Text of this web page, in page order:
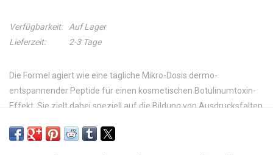
Verfügbarkeit:
Auf Lager
Lieferzeit:
2-3 Tage
Die Formel agiert wie eine tägliche Mikro-Dosis dermo-
entspannender Peptide für einen kosmetischen Botulinumtoxin-
Effekt. Sie zielt dabei speziell auf die Bildung von Ausdrucksfalten
Gesichts verursacht werden. Dieses Kosmetikprodukt der